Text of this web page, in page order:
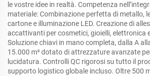
le vostre idee in realtà. Competenza
materiale: Combinazione perfetta di metallo,
cartone e illuminazione LED. Creazione di
accattivanti per cosmetici, gioielli, elettronica
Soluzione chiavi in mano completa, dalla A
15.000 m² dotato di attrezzature avanzate
lucidatura. Controlli QC rigorosi su tutto il
supporto logistico globale incluso. Oltre 500